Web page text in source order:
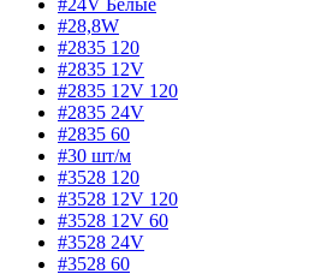
#24V Белые
#28,8W
#2835 120
#2835 12V
#2835 12V 120
#2835 24V
#2835 60
#30 шт/м
#3528 120
#3528 12V 120
#3528 12V 60
#3528 24V
#3528 60